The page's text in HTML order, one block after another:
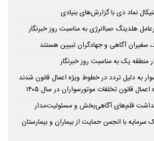
نماد دی با گزارش‌های بنیادی
هلدینگ صباانرژی به مناسبت روز خبرنگار
سفیران آگاهی و جهادگران تبیین هستند
منطقه یک به مناسبت روز خبرنگار
سوار به دلیل تردد در خطوط ویژه اعمال قانون شدند
قلم‌های آگاهی‌بخش و مسئولیت‌مدار
سرمایه با انجمن حمایت از بیماران و بیمارستان